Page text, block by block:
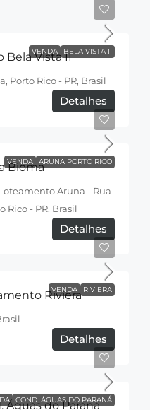
VENDA BELA VISTA II
Bela Vista II
Porto Rico - PR, Brasil
Detalhes
VENDA ARUNA PORTO RICO
Bioma
Aruna - Rua
Rico - PR, Brasil
Detalhes
VENDA RIVIERA
Riviera
Detalhes
COND. ÁGUAS DO PARANÁ
Águas do Paraná